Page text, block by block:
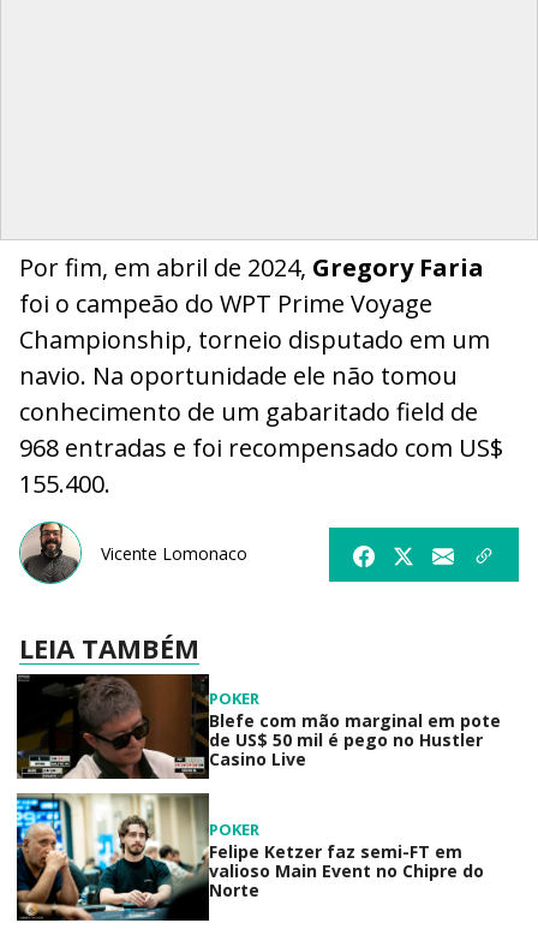
Por fim, em abril de 2024, Gregory Faria
foi o campeão do WPT Prime Voyage
Championship, torneio disputado em um
navio. Na oportunidade ele não tomou
conhecimento de um gabaritado field de
968 entradas e foi recompensado com US$
155.400.
Vicente Lomonaco
LEIA TAMBÉM
POKER
Blefe com mão marginal em pote
de US$ 50 mil é pego no Hustler
Casino Live
POKER
Felipe Ketzer faz semi-FT em
valioso Main Event no Chipre do
Norte